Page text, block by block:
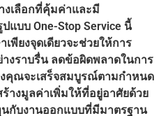
งเลือกที่คุ้มค่าและมี
บบ One-Stop Service นี้
พียงจุดเดียวจะช่วยให้การ
งราบรื่น ลดข้อผิดพลาดในการ
คุณจะเสร็จสมบูรณ์ตามกำหนด
างมูลค่าเพิ่มให้ที่อยู่อาศัยด้วย
กับงานออกแบบที่มีมาตรฐาน